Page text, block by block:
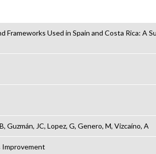
Used in Spain and Costa Rica: A
Guzmán, JC, Lopez, G, Genero, M, Vizcaíno, A
Improvement